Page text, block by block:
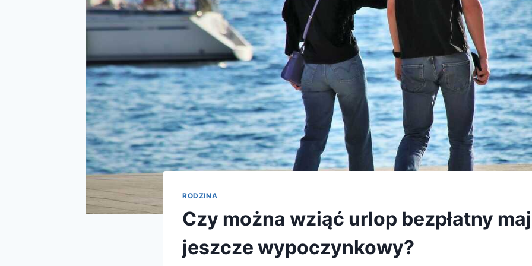
RODZINA
Czy można wziąć urlop bezpłatny
jeszcze wypoczynkowy?